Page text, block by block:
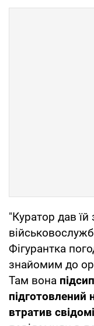
"Куратор дав їй
Фігурантка
знайомим до
Там вона
підготовлений
втратив